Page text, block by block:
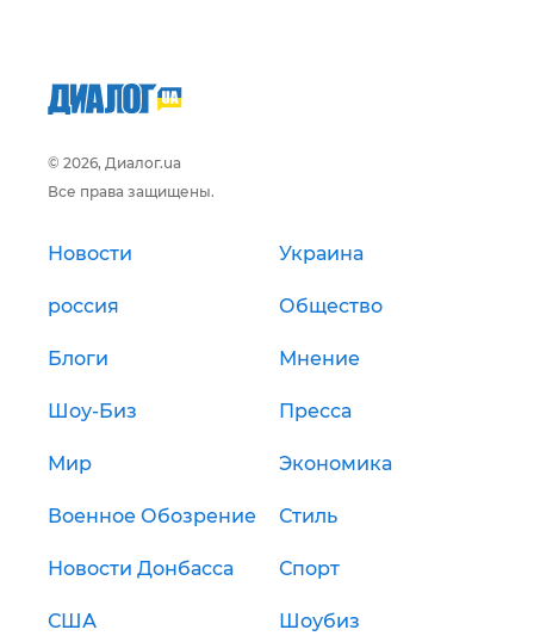
© 2026, Диалог.ua
Все права защищены.
Новости Украина
россия Общество
Блоги Мнение
Шоу-Биз Пресса
Мир Экономика
Военное Обозрение Стиль
Новости Донбасса Спорт
США Шоубиз